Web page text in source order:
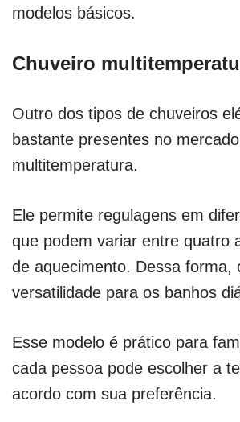
modelos básicos.
Chuveiro
Outro dos tipos de chuveiros
bastante presentes no
multitemperatura.
Ele permite regulagens em
que podem variar entre quatro
de aquecimento. Dessa forma,
versatilidade para os banhos
Esse modelo é prático para
cada pessoa pode escolher a
acordo com sua preferência.